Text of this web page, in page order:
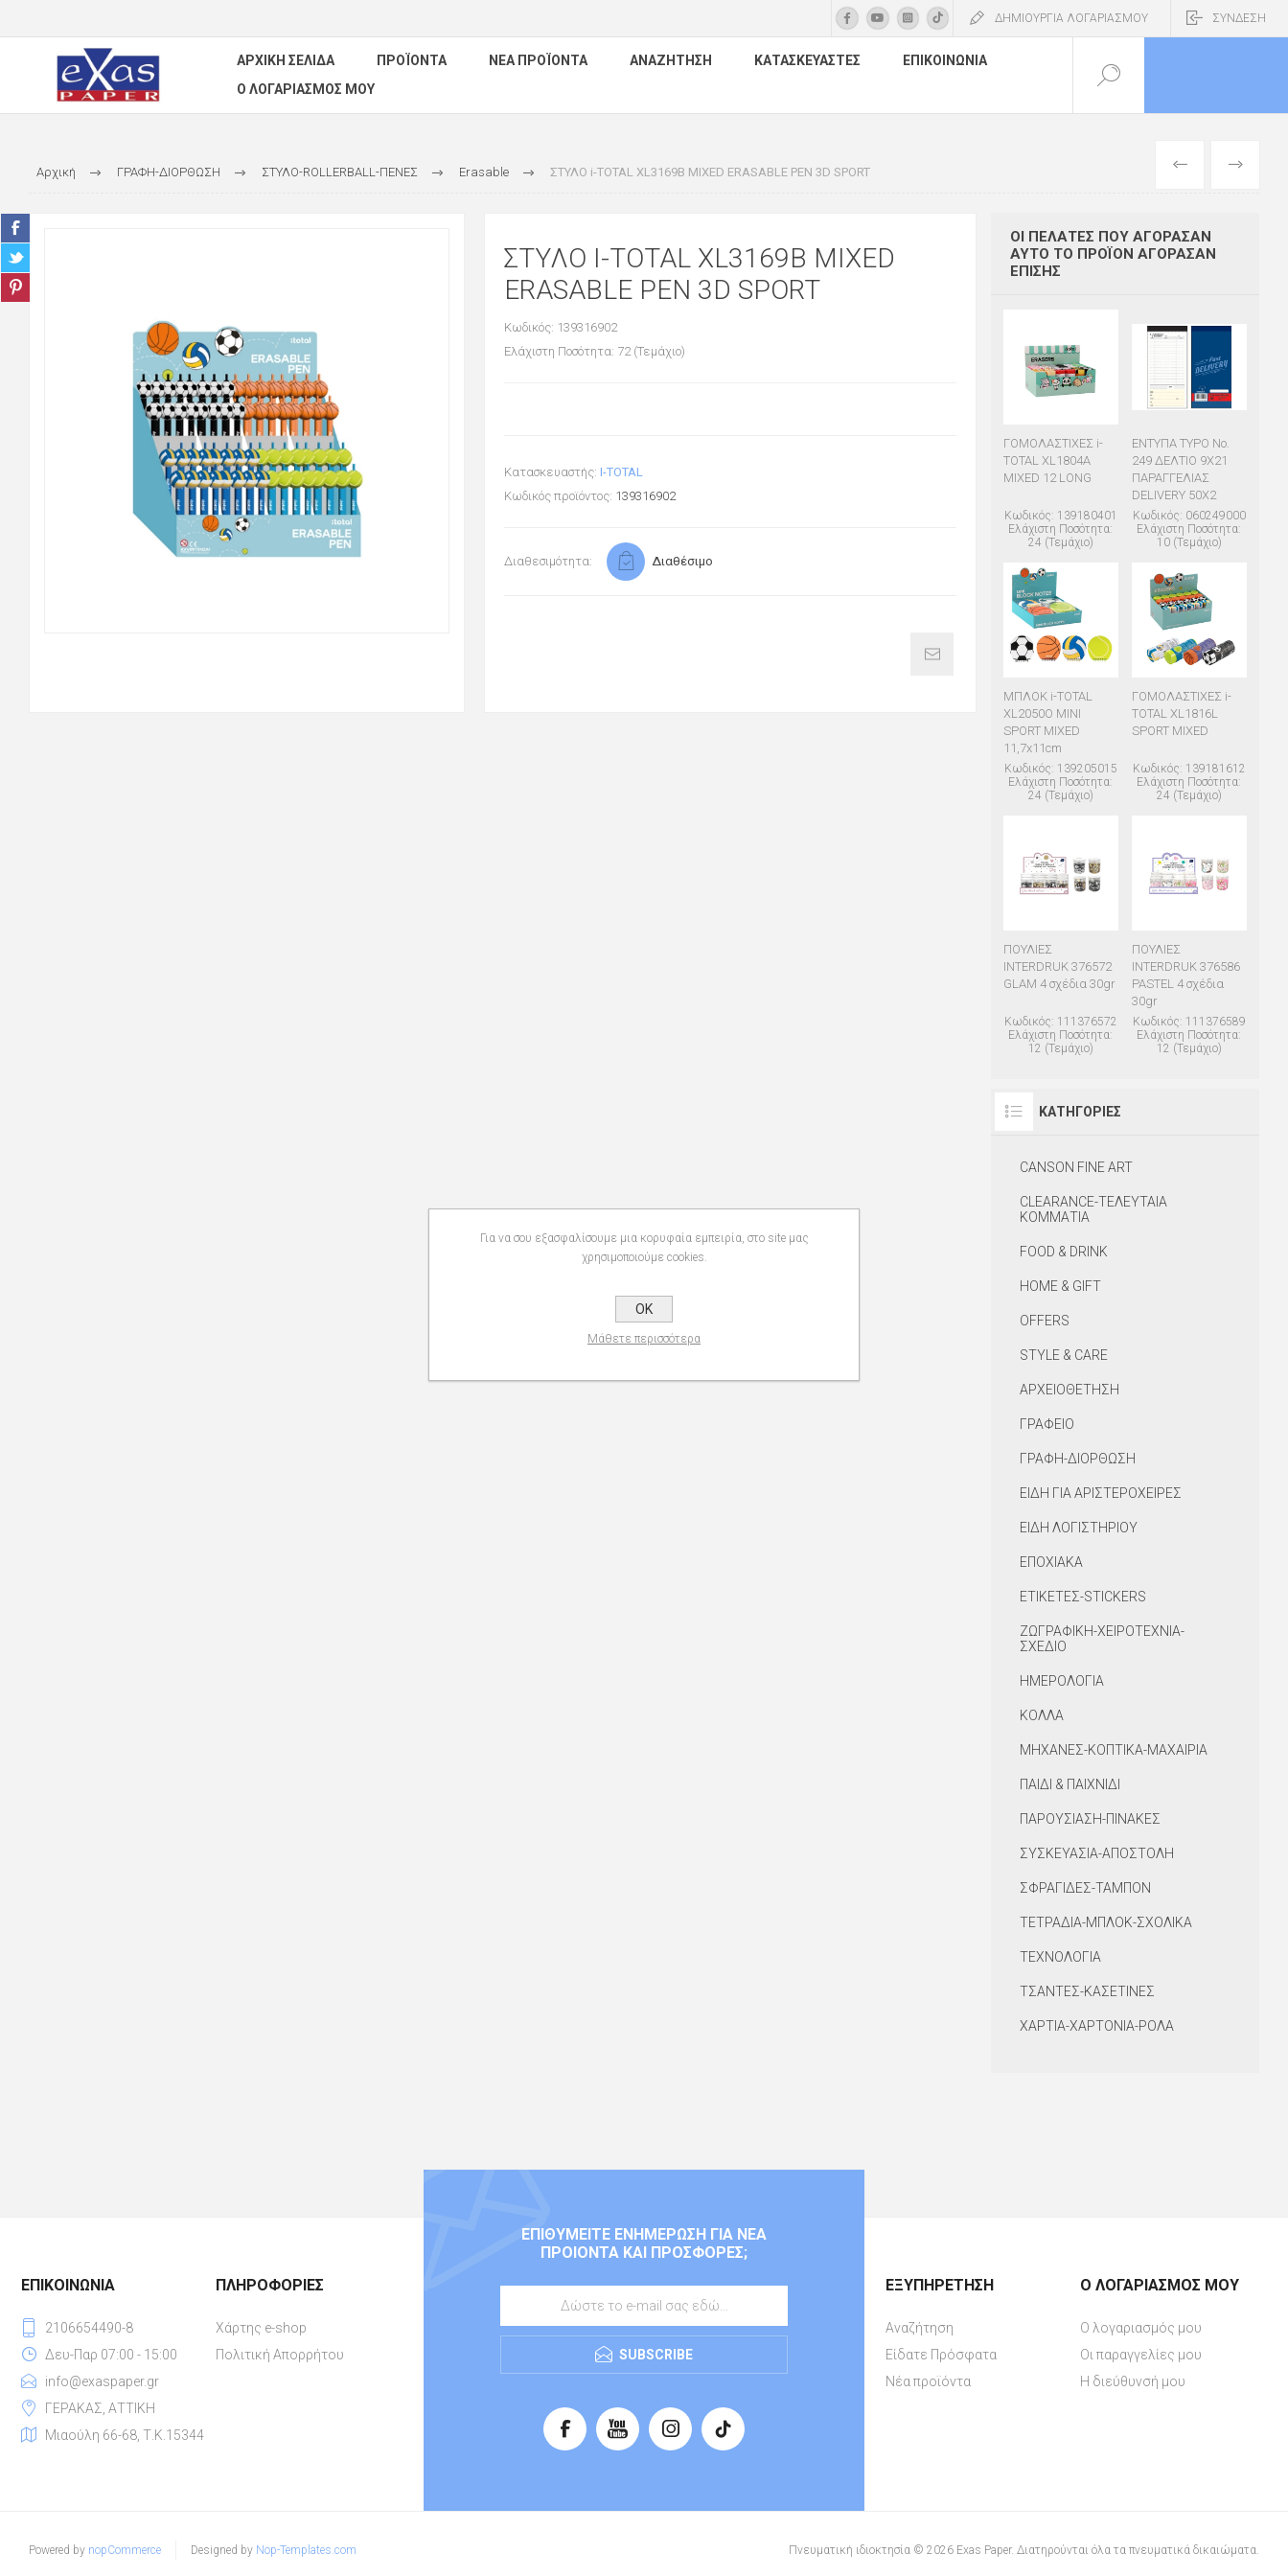
ΔΗΜΙΟΥΡΓΙΑ ΛΟΓΑΡΙΑΣΜΟΥ ΣΥΝΔΕΣΗ
ΑΡΧΙΚΉ ΣΕΛΊΔΑ ΠΡΟΪΌΝΤΑ ΝΈΑ ΠΡΟΪΌΝΤΑ ΑΝΑΖΉΤΗΣΗ ΚΑΤΑΣΚΕΥΑΣΤΈΣ
ΕΠΙΚΟΙΝΩΝΊΑ
Ο ΛΟΓΑΡΙΑΣΜΌΣ ΜΟΥ
Αρχική ΓΡΑΦΗ-ΔΙΟΡΘΩΣΗ ΣΤΥΛΟ-ROLLERBALL-ΠΕΝΕΣ Erasable ΣΤΥΛΟ i-TOTAL XL3169B MIXED ERASABLE PEN 3D SPORT ΕΠΌΜΕΝΟ
ΣΤΥΛΟ I-TOTAL XL3169B MIXED
ERASABLE PEN 3D SPORT
Κωδικός: 139316902
Ελάχιστη Ποσότητα: 72 (Τεμάχιο)
Κατασκευαστής: I-TOTAL
Κωδικός προϊόντος: 139316902
Διαθεσιμότητα: Διαθέσιμο
ΟΙ ΠΕΛΆΤΕΣ ΠΟΥ ΑΓΌΡΑΣΑΝ
ΑΥΤΌ ΤΟ ΠΡΟΪΌΝ ΑΓΌΡΑΣΑΝ
ΕΠΊΣΗΣ
ΓΟΜΟΛΑΣΤΙΧΕΣ i-
TOTAL XL1804A
MIXED 12 LONG
Κωδικός: 139180401
Ελάχιστη Ποσότητα:
24 (Τεμάχιο)
ΕΝΤΥΠΑ TYPO Νο.
249 ΔΕΛΤΙΟ 9Χ21
ΠΑΡΑΓΓΕΛΙΑΣ
DELIVERY 50Χ2
Κωδικός: 060249000
Ελάχιστη Ποσότητα:
10 (Τεμάχιο)
ΜΠΛΟΚ i-TOTAL
XL2050O MINI
SPORT MIXED
11,7x11cm
Κωδικός: 139205015
Ελάχιστη Ποσότητα:
24 (Τεμάχιο)
ΓΟΜΟΛΑΣΤΙΧΕΣ i-
TOTAL XL1816L
SPORT MIXED
Κωδικός: 139181612
Ελάχιστη Ποσότητα:
24 (Τεμάχιο)
ΠΟΥΛΙΕΣ
INTERDRUK 376572
GLAM 4 σχέδια 30gr
Κωδικός: 111376572
Ελάχιστη Ποσότητα:
12 (Τεμάχιο)
ΠΟΥΛΙΕΣ
INTERDRUK 376586
PASTEL 4 σχέδια
30gr
Κωδικός: 111376589
Ελάχιστη Ποσότητα:
12 (Τεμάχιο)
ΚΑΤΗΓΟΡΊΕΣ
CANSON FINE ART
CLEARANCE-ΤΕΛΕΥΤΑΙΑ
ΚΟΜΜΑΤΙΑ
FOOD & DRINK
HOME & GIFT
OFFERS
STYLE & CARE
ΑΡΧΕΙΟΘΕΤΗΣΗ
ΓΡΑΦΕΙΟ
ΓΡΑΦΗ-ΔΙΟΡΘΩΣΗ
ΕΙΔΗ ΓΙΑ ΑΡΙΣΤΕΡΟΧΕΙΡΕΣ
ΕΙΔΗ ΛΟΓΙΣΤΗΡΙΟΥ
ΕΠΟΧΙΑΚΑ
ΕΤΙΚΕΤΕΣ-STICKERS
ΖΩΓΡΑΦΙΚΗ-ΧΕΙΡΟΤΕΧΝΙΑ-
ΣΧΕΔΙΟ
ΗΜΕΡΟΛΟΓΙΑ
ΚΟΛΛΑ
ΜΗΧΑΝΕΣ-ΚΟΠΤΙΚΑ-ΜΑΧΑΙΡΙΑ
ΠΑΙΔΙ & ΠΑΙΧΝΙΔΙ
ΠΑΡΟΥΣΙΑΣΗ-ΠΙΝΑΚΕΣ
ΣΥΣΚΕΥΑΣΙΑ-ΑΠΟΣΤΟΛΗ
ΣΦΡΑΓΙΔΕΣ-ΤΑΜΠΟΝ
ΤΕΤΡΑΔΙΑ-ΜΠΛΟΚ-ΣΧΟΛΙΚΑ
ΤΕΧΝΟΛΟΓΙΑ
ΤΣΑΝΤΕΣ-ΚΑΣΕΤΙΝΕΣ
ΧΑΡΤΙΑ-ΧΑΡΤΟΝΙΑ-ΡΟΛΑ
ΕΠΙΘΥΜΕΊΤΕ ΕΝΗΜΈΡΩΣΗ ΓΙΑ ΝΈΑ
ΠΡΟΙΌΝΤΑ ΚΑΙ ΠΡΟΣΦΟΡΈΣ;
SUBSCRIBE
ΕΠΙΚΟΙΝΩΝΊΑ
2106654490-8
Δευ-Παρ 07:00 - 15:00
info@exaspaper.gr
ΓΕΡΑΚΑΣ, ΑΤΤΙΚΗ
Μιαούλη 66-68, Τ.Κ.15344
ΠΛΗΡΟΦΟΡΊΕΣ
Χάρτης e-shop
Πολιτική Απορρήτου
ΕΞΥΠΗΡΈΤΗΣΗ
Αναζήτηση
Είδατε Πρόσφατα
Νέα προϊόντα
Ο ΛΟΓΑΡΙΑΣΜΌΣ ΜΟΥ
Ο λογαριασμός μου
Οι παραγγελίες μου
Η διεύθυνσή μου
Powered by nopCommerce Designed by Nop-Templates.com Πνευματική ιδιοκτησία © 2026 Exas Paper. Διατηρούνται όλα τα πνευματικά δικαιώματα.
Για να σου εξασφαλίσουμε μια κορυφαία εμπειρία, στο site μας
χρησιμοποιούμε cookies.
OK
Μάθετε περισσότερα